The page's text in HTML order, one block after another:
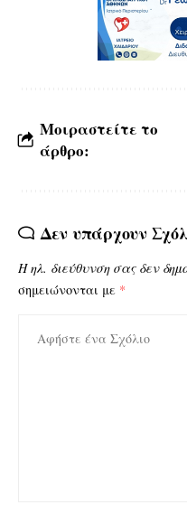
Μοιραστείτε το
άρθρο:
Δεν υπάρχουν
Η ηλ. διεύθυνση σας δεν
σημειώνονται με *